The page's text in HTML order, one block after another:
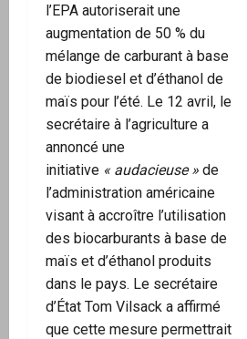
l’EPA autoriserait une
augmentation de 50 % du
mélange de carburant à base
de biodiesel et d’éthanol de
maïs pour l’été. Le 12 avril, le
secrétaire à l’agriculture a
annoncé une
initiative « audacieuse » de
l’administration américaine
visant à accroître l’utilisation
des biocarburants à base de
maïs et d’éthanol produits
dans le pays. Le secrétaire
d’État Tom Vilsack a affirmé
que cette mesure permettrait